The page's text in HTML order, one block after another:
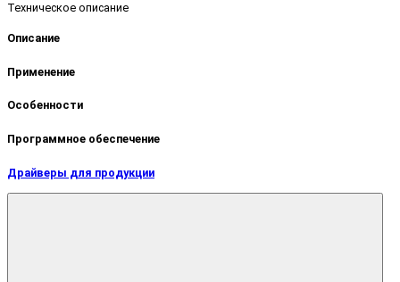
Техническое описание
Описание
Применение
Особенности
Программное обеспечение
Драйверы для продукции